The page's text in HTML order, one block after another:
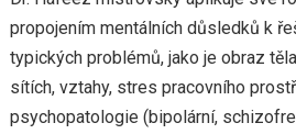
propojením mentálních důsledků k
typických problémů, jako je obraz
sítích, vztahy, stres pracovního
psychopatologie (bipolární,